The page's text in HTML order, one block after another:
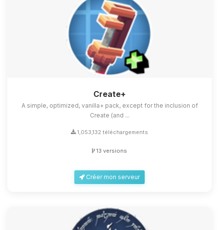
Create+
A simple, optimized, vanilla+ pack, except for the inclusion of
Create (and ...
1,053,132 téléchargements
13 versions
Créer mon serveur